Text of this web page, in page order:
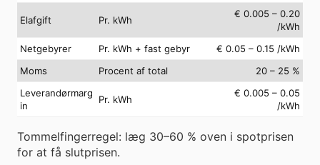
Elafgift Pr. kWh
€ 0.005 – 0.20
/kWh
Netgebyrer
Pr. kWh + fast gebyr
€ 0.05 – 0.15 /kWh
Moms
Procent af total
20 – 25 %
Leverandørmarg
in
Pr. kWh
€ 0.005 – 0.05
/kWh
Tommelfingerregel: læg 30–60 % oven i spotprisen
for at få slutprisen.